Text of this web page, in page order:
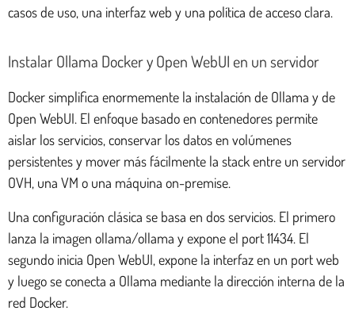
casos de uso, una interfaz web y una política de acceso clara.
Instalar Ollama Docker y Open WebUI en un servidor
Docker simplifica enormemente la instalación de Ollama y de
Open WebUI. El enfoque basado en contenedores permite
aislar los servicios, conservar los datos en volúmenes
persistentes y mover más fácilmente la stack entre un servidor
OVH, una VM o una máquina on-premise.
Una configuración clásica se basa en dos servicios. El primero
lanza la imagen ollama/ollama y expone el port 11434. El
segundo inicia Open WebUI, expone la interfaz en un port web
y luego se conecta a Ollama mediante la dirección interna de la
red Docker.